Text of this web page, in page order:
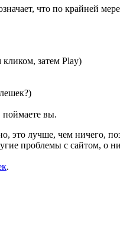
что по крайней
кликом, затем Play)
поймаете вы.
это лучше, чем ничего,
проблемы с сайтом, о
.